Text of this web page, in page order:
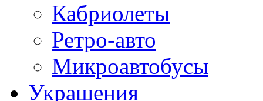
Кабриолеты
Ретро-авто
Микроавтобусы
Украшения